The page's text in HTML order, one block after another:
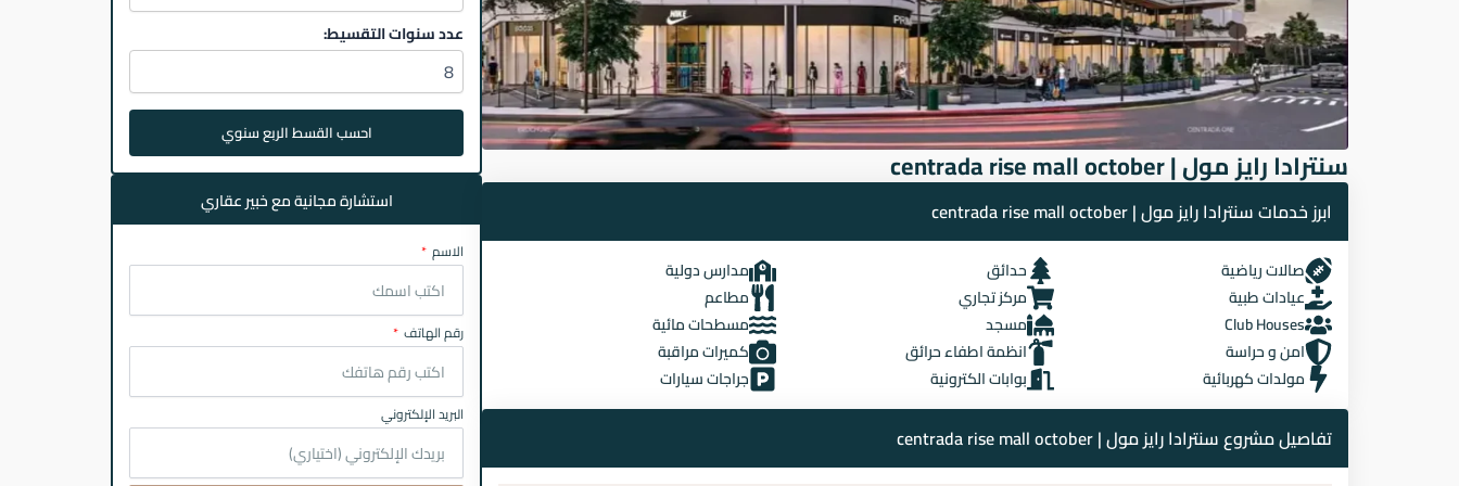
عدد سنوات التقسيط:
احسب القسط الربع سنوي
استشارة مجانية مع خبير عقاري
الاسم
رقم الهاتف
البريد الإلكتروني
سنترادا رايز مول | centrada rise mall october
ابرز خدمات سنترادا رايز مول | centrada rise mall october
صالات رياضية حدائق
مدارس دولية
عيادات طبية
مركز تجاري
مطاعم
Club Houses
مسجد
مسطحات مائية
امن و حراسة
انظمة اطفاء حرائق
كميرات مراقبة
مولدات كهربائية
بوابات الكترونية جراجات سيارات
تفاصيل مشروع سنترادا رايز مول | centrada rise mall october